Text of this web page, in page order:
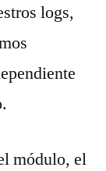
logs,
módulo, el